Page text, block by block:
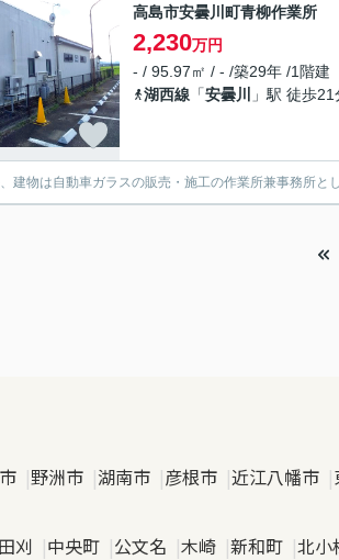
高島市安曇川町青柳作業所
2,230万円
- / 95.97㎡ / - /築29年 /1階建
湖西線 「安曇川 」駅 徒歩21
建物は自動車ガラスの販売・施工の作業所兼事務所と
野洲市 湖南市 彦根市 近江八幡市
刈 中央町 公文名 木崎 新和町 北小